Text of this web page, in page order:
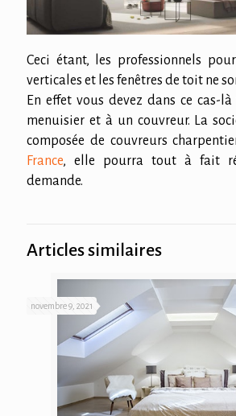
Ceci étant, les professionnels
verticales et les fenêtres de toit ne
En effet vous devez dans ce cas-
menuisier et à un couvreur. La
composée de couvreurs
France, elle pourra tout à fait
demande.
Articles similaires
novembre 9, 2021